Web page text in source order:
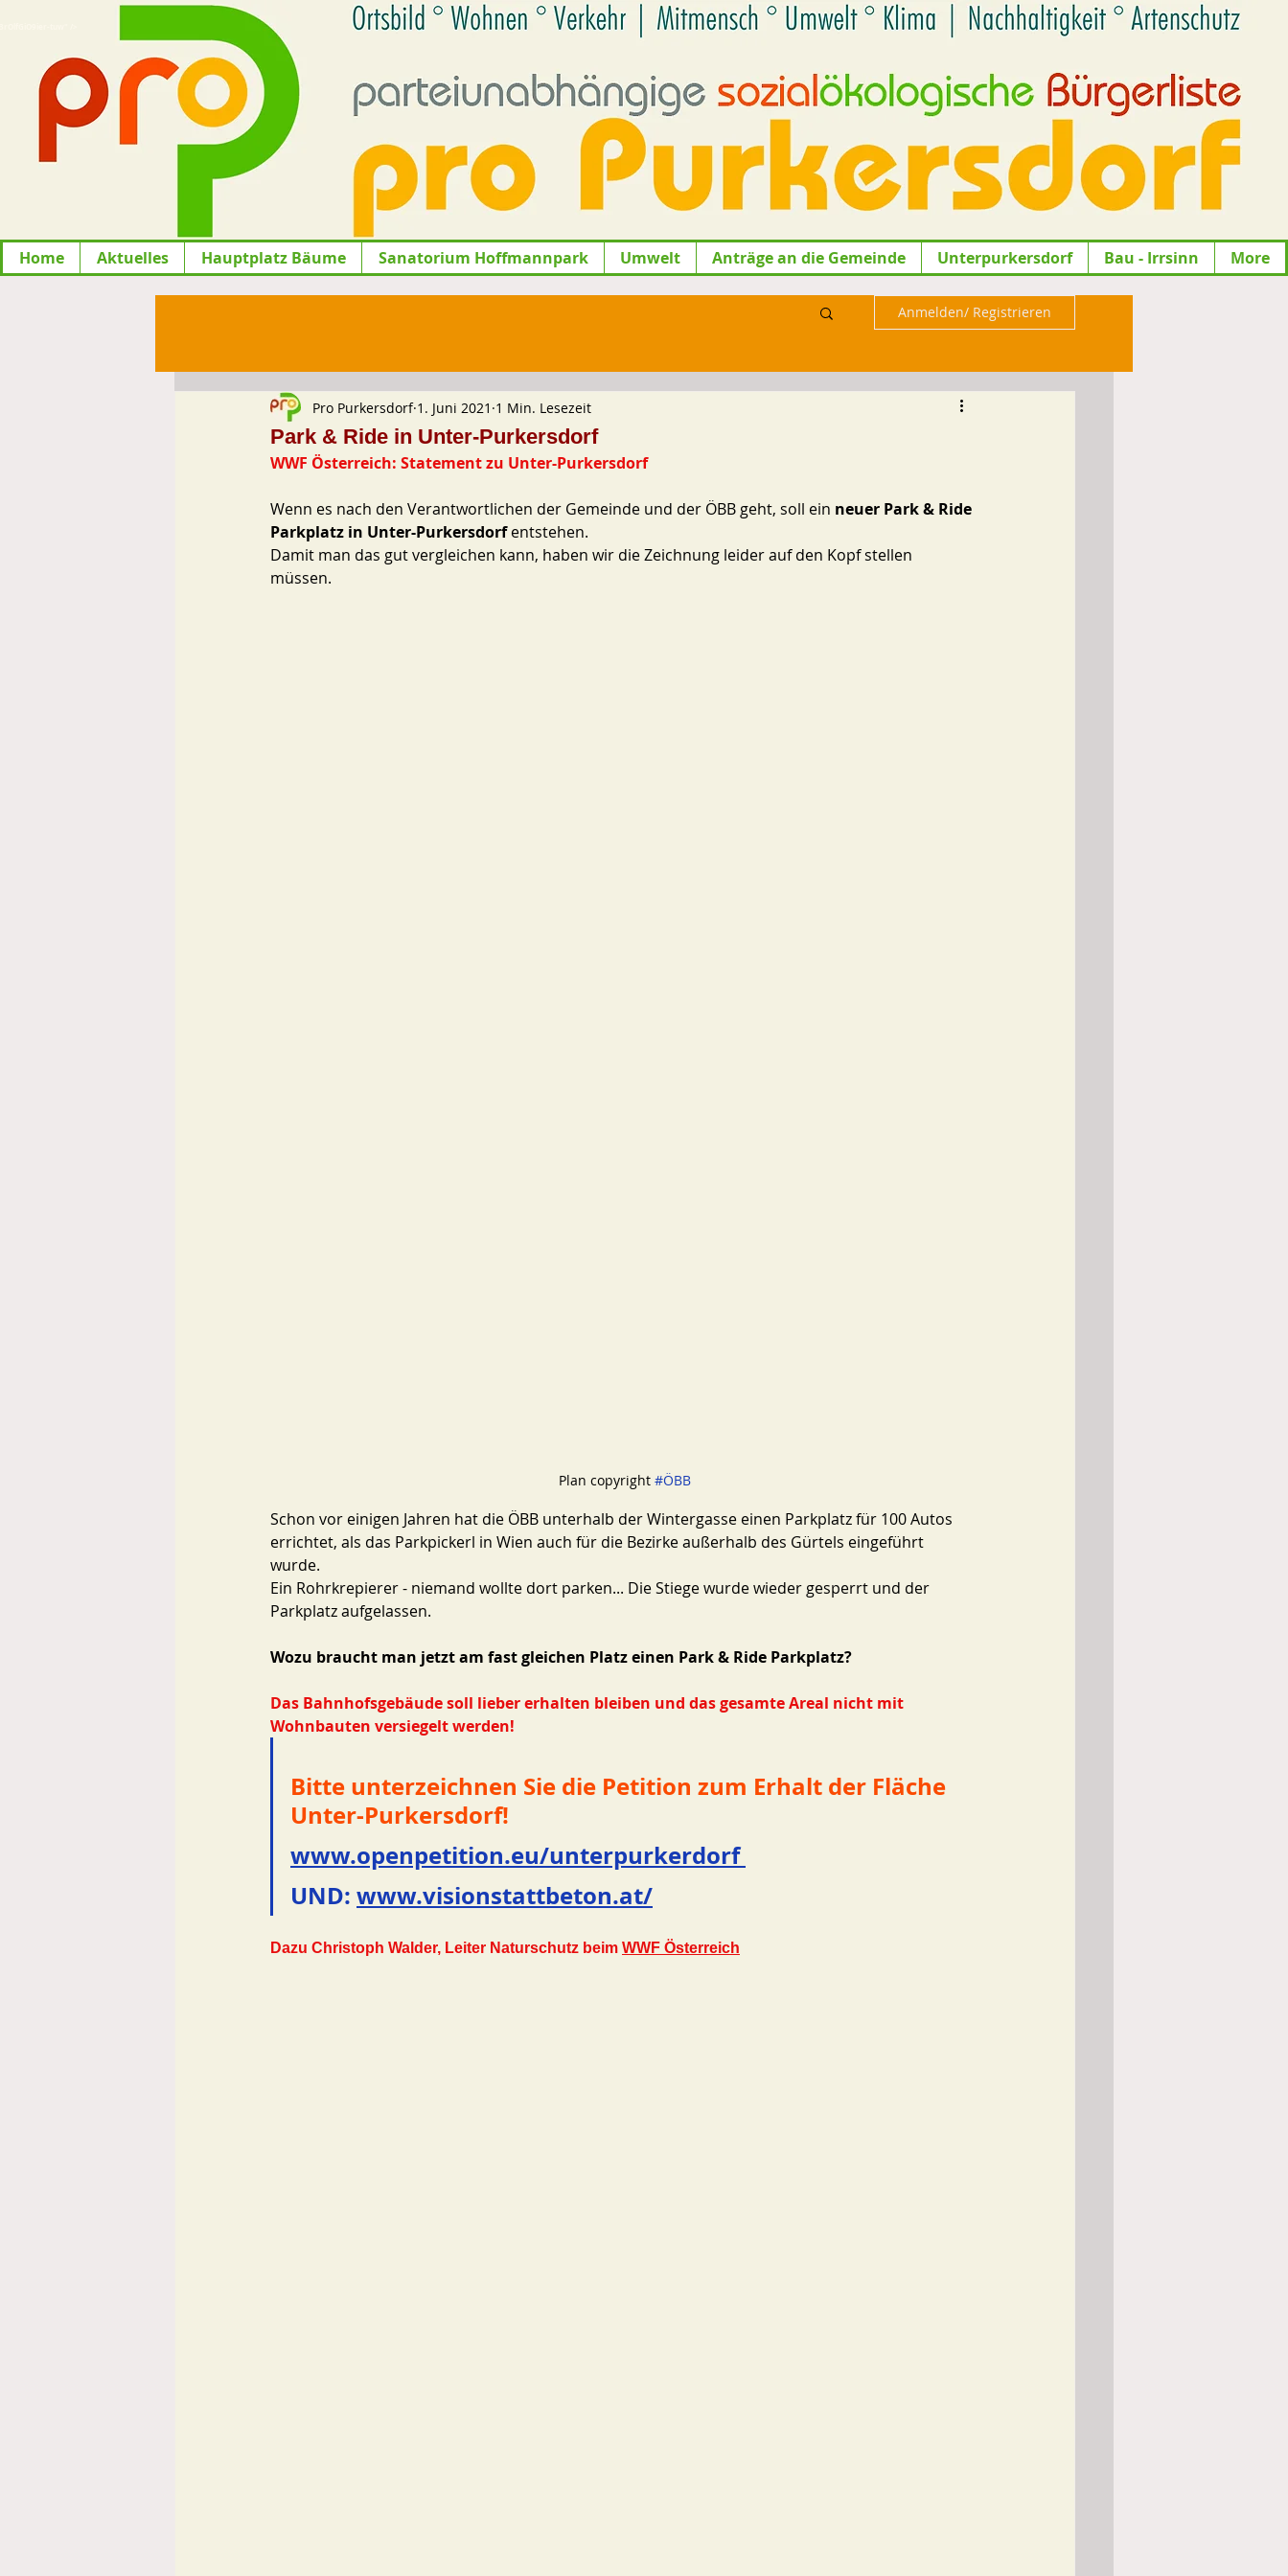
Home Aktuelles Hauptplatz Bäume Sanatorium Hoffmannpark Umwelt Anträge an die Gemeinde Unterpurkersdorf Bau - Irrsinn More
Anmelden/ Registrieren
Park & Ride in Unter-Purkersdorf
Pro Purkersdorf 1. Juni 2021 1 Min. Lesezeit
WWF Österreich: Statement zu Unter-Purkersdorf
Wenn es nach den Verantwortlichen der Gemeinde und der ÖBB geht, soll ein neuer Park & Ride
Parkplatz in Unter-Purkersdorf entstehen.
Damit man das gut vergleichen kann, haben wir die Zeichnung leider auf den Kopf stellen
müssen.
Plan copyright #ÖBB
Schon vor einigen Jahren hat die ÖBB unterhalb der Wintergasse einen Parkplatz für 100 Autos
errichtet, als das Parkpickerl in Wien auch für die Bezirke außerhalb des Gürtels eingeführt
wurde.
Ein Rohrkrepierer - niemand wollte dort parken... Die Stiege wurde wieder gesperrt und der
Parkplatz aufgelassen.
Wozu braucht man jetzt am fast gleichen Platz einen Park & Ride Parkplatz?
Das Bahnhofsgebäude soll lieber erhalten bleiben und das gesamte Areal nicht mit
Wohnbauten versiegelt werden!
Bitte unterzeichnen Sie die Petition zum Erhalt der Fläche
Unter-Purkersdorf!
www.openpetition.eu/unterpurkerdorf
UND: www.visionstattbeton.at/
Dazu Christoph Walder, Leiter Naturschutz beim WWF Österreich